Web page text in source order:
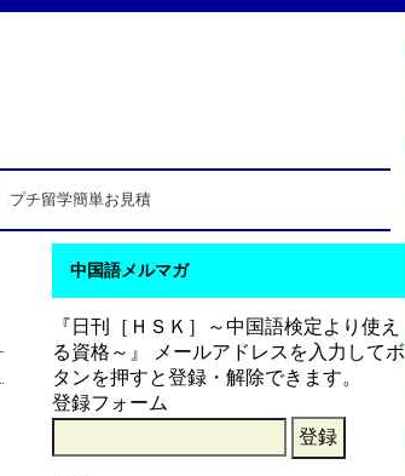
プチ留学簡単お見積
中国語メルマガ
『日刊［ＨＳＫ］～中国語検定より使え
る資格～』 メールアドレスを入力してボ
タンを押すと登録・解除できます。
登録フォーム